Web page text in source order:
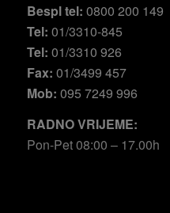
Bespl tel: 0800 200 149
Tel: 01/3310-845
Tel: 01/3310 926
Fax: 01/3499 457
Mob: 095 7249 996
RADNO VRIJEME:
Pon-Pet 08:00 – 17.00h